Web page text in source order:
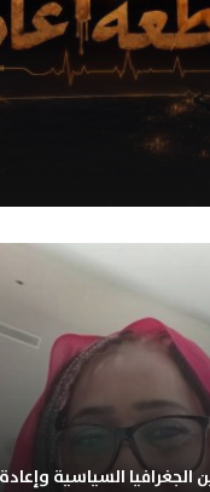
الجغرافيا السياسية